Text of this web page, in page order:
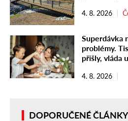
4. 8. 2026
Superdávka
problémy.
přišly, vláda
4. 8. 2026
DOPORUČENÉ ČLÁNKY